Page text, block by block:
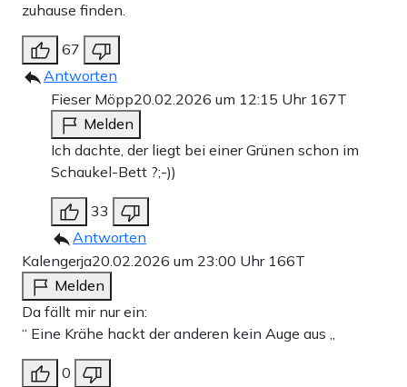
zuhause finden.
67
Antworten
Fieser Möpp20.02.2026 um 12:15 Uhr 167T
Melden
Ich dachte, der liegt bei einer Grünen schon im
Schaukel-Bett ?;-))
33
Antworten
Kalengerja20.02.2026 um 23:00 Uhr 166T
Melden
Da fällt mir nur ein:
“ Eine Krähe hackt der anderen kein Auge aus „
0